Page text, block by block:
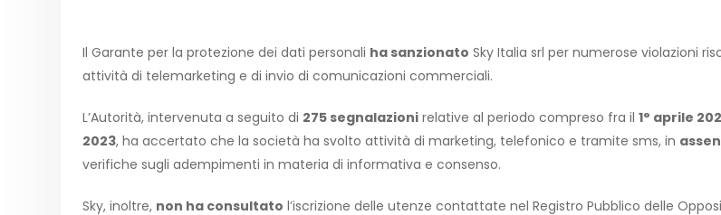
Il Garante per la protezione dei dati personali ha sanzionato Sky Italia srl per numerose violazioni
attività di telemarketing e di invio di comunicazioni commerciali.
L’Autorità, intervenuta a seguito di 275 segnalazioni relative al periodo compreso fra il 1° aprile
2023, ha accertato che la società ha svolto attività di marketing, telefonico e tramite sms, in
verifiche sugli adempimenti in materia di informativa e consenso.
Sky, inoltre, non ha consultato l’iscrizione delle utenze contattate nel Registro Pubblico delle